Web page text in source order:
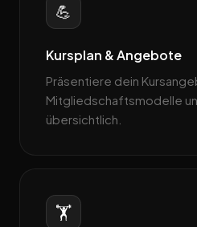
💪
Kursplan & Angebote
Präsentiere dein
Mitgliedschaftsmodelle
übersichtlich.
🏋️